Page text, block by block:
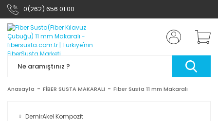
0(262) 656 01 00
Anasayfa FİBER SUSTA MAKARALI Fiber Susta 11 mm Makaralı
DemirAkel Kompozit